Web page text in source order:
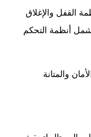
القفل والإغلاق
أنظمة التحكم
والمتانة